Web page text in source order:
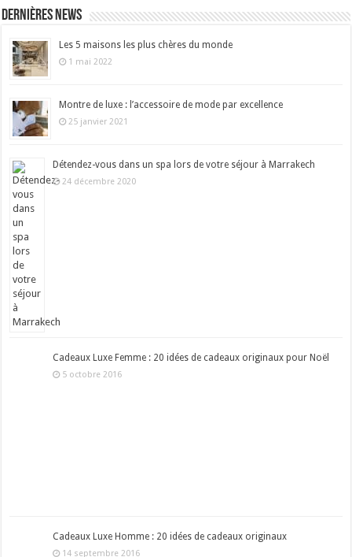
Dernières news
Les 5 maisons les plus chères du monde
1 mai 2022
Montre de luxe : l’accessoire de mode par excellence
25 janvier 2021
Détendez-vous dans un spa lors de votre séjour à Marrakech
24 décembre 2020
Cadeaux Luxe Femme : 20 idées de cadeaux originaux pour Noël
5 octobre 2016
Cadeaux Luxe Homme : 20 idées de cadeaux originaux
14 septembre 2016